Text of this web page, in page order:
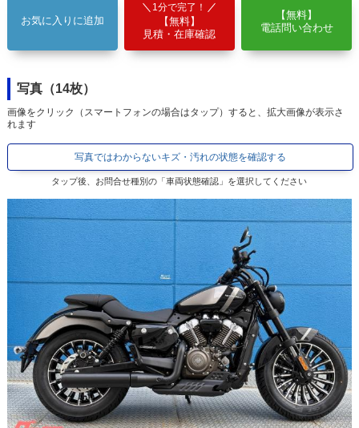
お気に入りに追加
1分で完了！
【無料】
見積・在庫確認
【無料】
電話問い合わせ
写真（14枚）
画像をクリック（スマートフォンの場合はタップ）すると、拡大画像が表示さ
れます
写真ではわからないキズ・汚れの状態を確認する
タップ後、お問合せ種別の「車両状態確認」を選択してください